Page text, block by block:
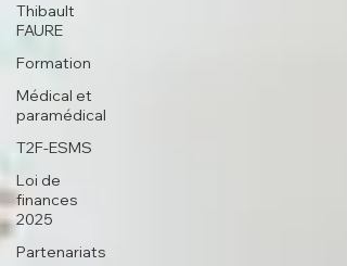
Thibault
FAURE
Formation
Médical et
paramédical
T2F-ESMS
Loi de
finances
2025
Partenariats